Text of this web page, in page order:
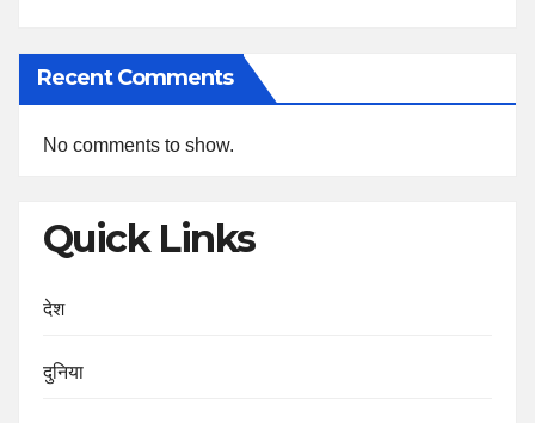
Recent Comments
No comments to show.
Quick Links
देश
दुनिया